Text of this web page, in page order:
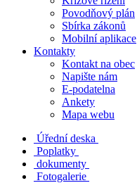
Povodňový plán
Sbírka zákonů
Mobilní aplikace
Kontakty
Kontakt na obec
Napište nám
E-podatelna
Ankety
Mapa webu
Úřední deska
Poplatky
dokumenty
Fotogalerie